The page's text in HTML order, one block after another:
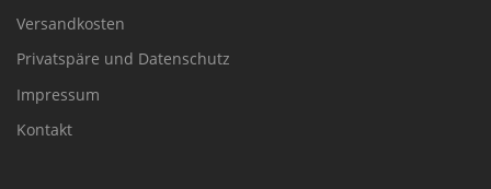
Versandkosten
Privatspäre und Datenschutz
Impressum
Kontakt